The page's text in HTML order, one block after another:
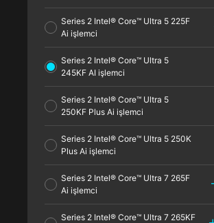
Series 2 Intel® Core™ Ultra 5 225F
Ai işlemci
Series 2 Intel® Core™ Ultra 5
245KF AI işlemci
Series 2 Intel® Core™ Ultra 5
250KF Plus Ai işlemci
Series 2 Intel® Core™ Ultra 5 250K
Plus Ai işlemci
Series 2 Intel® Core™ Ultra 7 265F
Ai işlemci
Series 2 Intel® Core™ Ultra 7 265KF